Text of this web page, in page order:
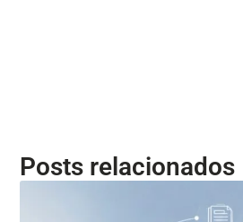
Posts relacionados